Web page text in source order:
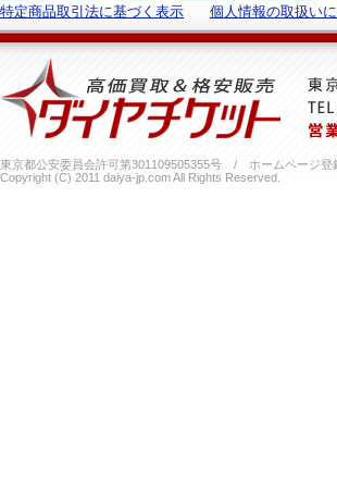
特定商品取引法に基づく表示
個人情報の取扱い
東京都公安委員会許可第301109505355号 / ホームページ登
Copyright (C) 2011 daiya-jp.com All Rights Reserved.